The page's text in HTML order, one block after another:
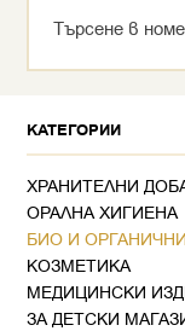
КАТЕГОРИИ
ХРАНИТЕЛНИ
ОРАЛНА ХИГИЕНА
БИО И
КОЗМЕТИКА
МЕДИЦИНСКИ
ЗА ДЕТСКИ